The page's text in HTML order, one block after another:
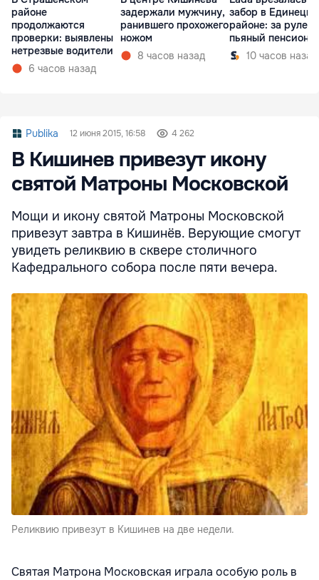
районе
продолжаются
проверки: выявлены
нетрезвые водители
6 часов назад
задержали мужчину,
ранившего прохожего
ножом
8 часов назад
забор в
районе: за рулем
пьяный
10 часов назад
Publika 12 июня 2015, 16:58 4 262
В Кишинев привезут икону
святой Матроны Московской
Мощи и икону святой Матроны Московской
привезут завтра в Кишинёв. Верующие смогут
увидеть реликвию в сквере столичного
Кафедрального собора после пяти вечера.
Реликвию привезут в Кишинев на две недели.
Святая Матрона Московская играла особую роль в